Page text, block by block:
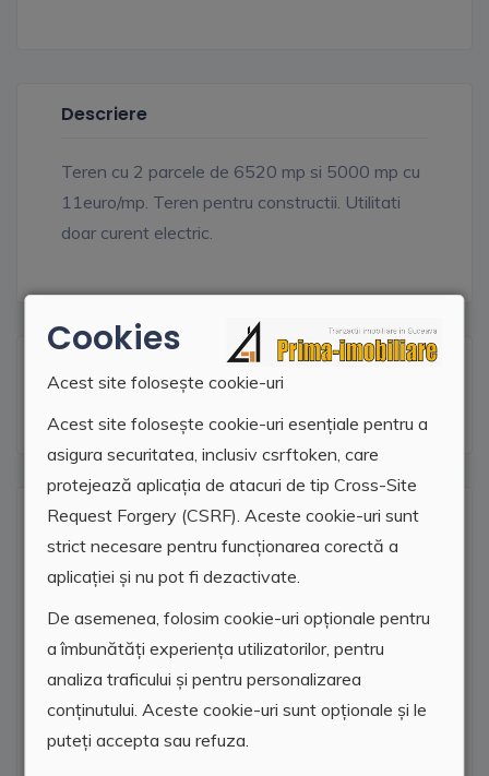
Cookies
Acest site folosește cookie-uri
Acest site folosește cookie-uri esențiale pentru a
asigura securitatea, inclusiv csrftoken, care
protejează aplicația de atacuri de tip Cross-Site
Request Forgery (CSRF). Aceste cookie-uri sunt
strict necesare pentru funcționarea corectă a
aplicației și nu pot fi dezactivate.
De asemenea, folosim cookie-uri opționale pentru
a îmbunătăți experiența utilizatorilor, pentru
analiza traficului și pentru personalizarea
conținutului. Aceste cookie-uri sunt opționale și le
puteți accepta sau refuza.
Descriere
Teren cu 2 parcele de 6520 mp si 5000 mp cu
11euro/mp. Teren pentru constructii. Utilitati
doar curent electric.
Locatie agentie